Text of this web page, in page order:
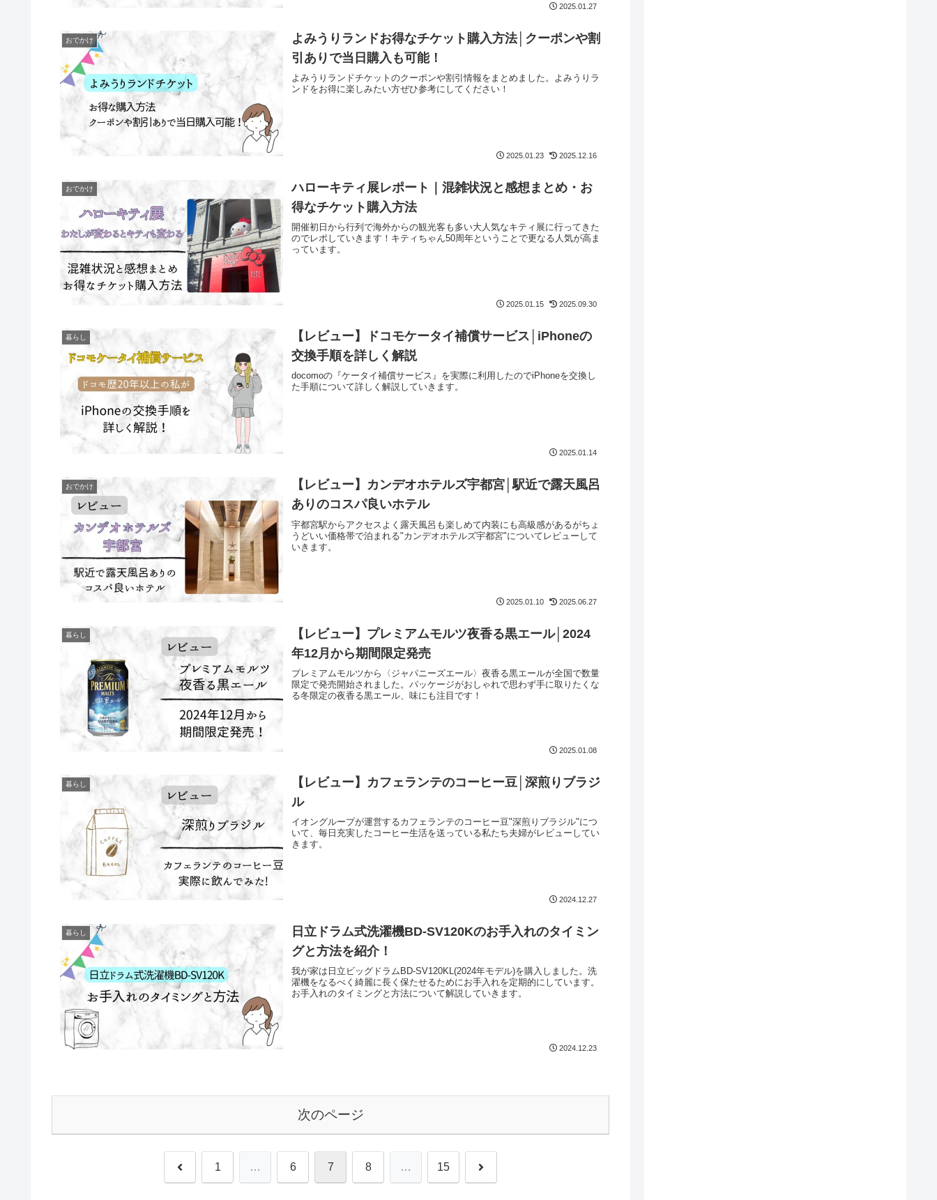
2025.01.27
おでかけ
よみうりランドお得なチケット購入方法│クーポンや割
引ありで当日購入も可能！
よみうりランドチケットのクーポンや割引情報をまとめました。よみうりラ
ンドをお得に楽しみたい方ぜひ参考にしてください！
2025.01.23 2025.12.16
おでかけ
ハローキティ展レポート｜混雑状況と感想まとめ・お
得なチケット購入方法
開催初日から行列で海外からの観光客も多い大人気なキティ展に行ってきた
のでレポしていきます！キティちゃん50周年ということで更なる人気が高ま
っています。
2025.01.15 2025.09.30
暮らし
【レビュー】ドコモケータイ補償サービス│iPhoneの
交換手順を詳しく解説
docomoの『ケータイ補償サービス』を実際に利用したのでiPhoneを交換し
た手順について詳しく解説していきます。
2025.01.14
おでかけ
【レビュー】カンデオホテルズ宇都宮│駅近で露天風呂
ありのコスパ良いホテル
宇都宮駅からアクセスよく露天風呂も楽しめて内装にも高級感があるがちょ
うどいい価格帯で泊まれる"カンデオホテルズ宇都宮"についてレビューして
いきます。
2025.01.10 2025.06.27
暮らし
【レビュー】プレミアムモルツ夜香る黒エール│2024
年12月から期間限定発売
プレミアムモルツから〈ジャパニーズエール〉夜香る黒エールが全国で数量
限定で発売開始されました。パッケージがおしゃれで思わず手に取りたくな
る冬限定の夜香る黒エール、味にも注目です！
2025.01.08
暮らし
【レビュー】カフェランテのコーヒー豆│深煎りブラジ
ル
イオングループが運営するカフェランテのコーヒー豆"深煎りブラジル"につ
いて、毎日充実したコーヒー生活を送っている私たち夫婦がレビューしてい
きます。
2024.12.27
暮らし
日立ドラム式洗濯機BD-SV120Kのお手入れのタイミン
グと方法を紹介！
我が家は日立ビッグドラムBD-SV120KL(2024年モデル)を購入しました。洗
濯機をなるべく綺麗に長く保たせるためにお手入れを定期的にしています。
お手入れのタイミングと方法について解説していきます。
2024.12.23
次のページ
前 1 … 6 7 8 … 15 次